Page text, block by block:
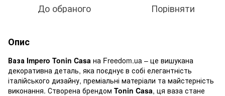
До обраного Порівняти
Опис
Ваза Impero Tonin Casa на Freedom.ua – це вишукана
декоративна деталь, яка поєднує в собі елегантність
італійського дизайну, преміальні матеріали та майстерність
виконання. Створена брендом Tonin Casa, ця ваза стане